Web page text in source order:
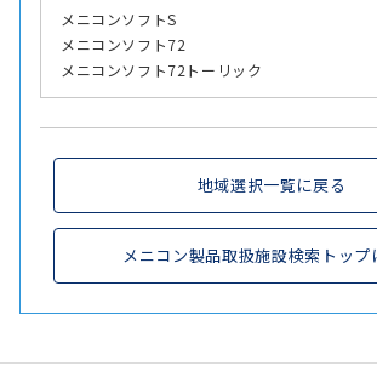
メニコンソフトS
メニコンソフト72
メニコンソフト72トーリック
地域選択一覧に戻る
メニコン製品取扱施設検索トップ